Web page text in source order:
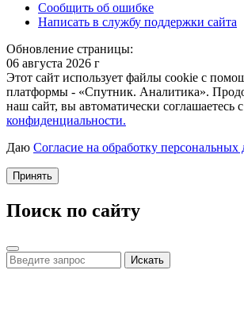
Сообщить об ошибке
Написать в службу поддержки сайта
Обновление страницы:
06 августа 2026 г
Этот сайт использует файлы cookie с
платформы - «Спутник. Аналитика».
наш сайт, вы автоматически соглашаетесь с
конфиденциальности.
Даю Согласие на обработку
Принять
Поиск по сайту